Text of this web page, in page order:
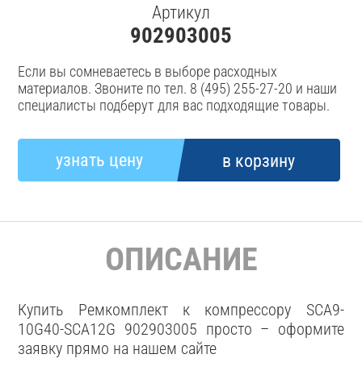
Артикул
902903005
Если вы сомневаетесь в выборе расходных
материалов. Звоните по тел. 8 (495) 255-27-20 и наши
специалисты подберут для вас подходящие товары.
ОПИСАНИЕ
Купить Ремкомплект к компрессору SCA9-
10G40-SCA12G 902903005 просто – оформите
заявку прямо на нашем сайте